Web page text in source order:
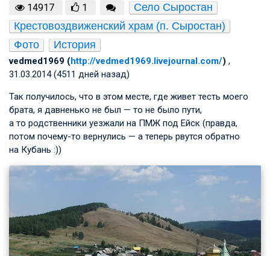
14917 1
Село Сыростан
Крестовоздвиженский храм (п. Сыростан)
Фото
История
vedmed1969 (http://vedmed1969.livejournal.com/) ,
31.03.2014 (4511 дней назад)
Так получилось, что в этом месте, где живет тесть моего
брата, я давненько не был — то не было пути,
а то родственники уезжали на ПМЖ под Ейск (правда,
потом почему-то вернулись — а теперь рвутся обратно
на Кубань :))